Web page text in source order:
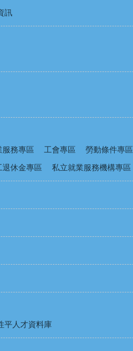
訊
服務專區 工會專區 勞動條件專區
退休金專區 私立就業服務機構專區
平人才資料庫